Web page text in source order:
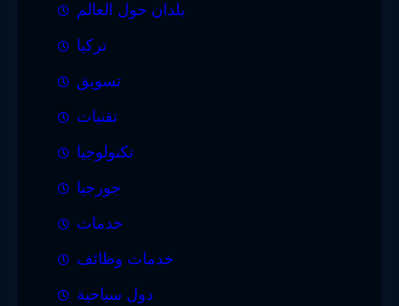
بلدان حول العالم
تركيا
تسويق
تقنيات
تكنولوجيا
جورجيا
خدمات
خدمات وظائف
دول سياحية